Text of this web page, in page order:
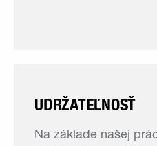
UDRŽATEĽNOSŤ
Na základe našej